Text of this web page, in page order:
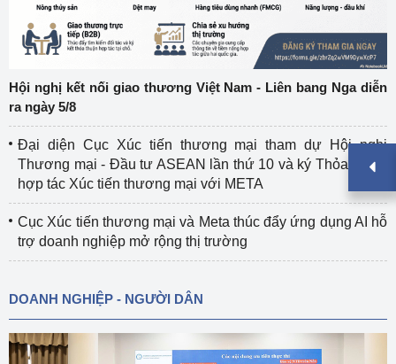
Hội nghị kết nối giao thương Việt Nam - Liên bang Nga diễn
ra ngày 5/8
Đại diện Cục Xúc tiến thương mại tham dự Hội nghị
Thương mại - Đầu tư ASEAN lần thứ 10 và ký Thỏa thuận
hợp tác Xúc tiến thương mại với META
Cục Xúc tiến thương mại và Meta thúc đẩy ứng dụng AI hỗ
trợ doanh nghiệp mở rộng thị trường
DOANH NGHIỆP - NGƯỜI DÂN